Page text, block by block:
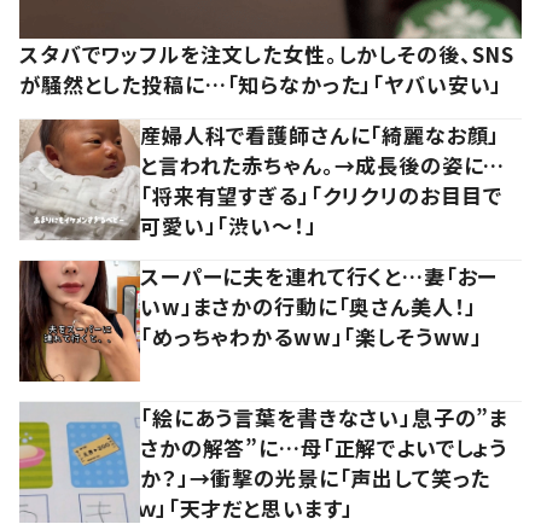
スタバでワッフルを注文した女性。しかしその後、SNS
が騒然とした投稿に…「知らなかった」「ヤバい安い」
産婦人科で看護師さんに「綺麗なお顔」
と言われた赤ちゃん。→成長後の姿に…
「将来有望すぎる」「クリクリのお目目で
可愛い」「渋い～！」
スーパーに夫を連れて行くと…妻「おー
いw」まさかの行動に「奥さん美人！」
「めっちゃわかるww」「楽しそうww」
「絵にあう言葉を書きなさい」息子の”ま
さかの解答”に…母「正解でよいでしょう
か？」→衝撃の光景に「声出して笑った
ｗ」「天才だと思います」